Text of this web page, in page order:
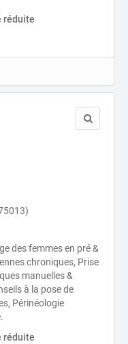
réduite
des femmes en pré &
chroniques, Prise
manuelles &
à la pose de
Périnéologie
réduite